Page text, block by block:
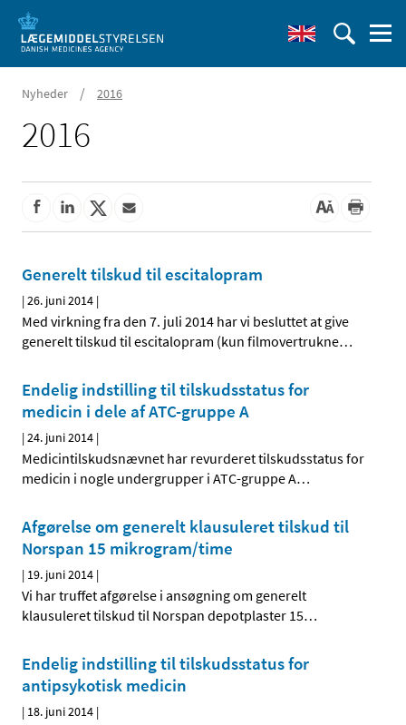
Nyheder / 2016
2016
Generelt tilskud til escitalopram
|26. juni 2014 |
Med virkning fra den 7. juli 2014 har vi besluttet at give
generelt tilskud til escitalopram (kun filmovertrukne…
Endelig indstilling til tilskudsstatus for
medicin i dele af ATC-gruppe A
|24. juni 2014 |
Medicintilskudsnævnet har revurderet tilskudsstatus for
medicin i nogle undergrupper i ATC-gruppe A…
Afgørelse om generelt klausuleret tilskud til
Norspan 15 mikrogram/time
| 19. juni 2014 |
Vi har truffet afgørelse i ansøgning om generelt
klausuleret tilskud til Norspan depotplaster 15…
Endelig indstilling til tilskudsstatus for
antipsykotisk medicin
| 18. juni 2014 |